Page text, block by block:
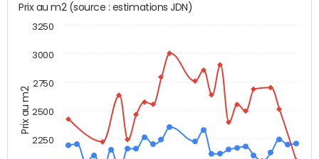
Prix au m2
Prix au m2 (source : estimations JDN)
2250
2500
2750
3000
3250